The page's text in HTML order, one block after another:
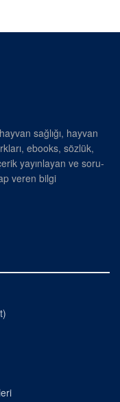
sağlığı, hayvan
ebooks, sözlük,
yayınlayan ve soru-
veren bilgi